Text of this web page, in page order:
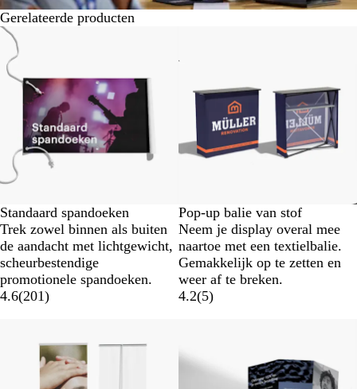
Gerelateerde producten
Nieuwe opties
Standaard spandoeken
Trek zowel binnen als buiten
de aandacht met lichtgewicht,
scheurbestendige
promotionele spandoeken.
4.6(201)
Pop-up balie van stof
Neem je display overal mee
naartoe met een textielbalie.
Gemakkelijk op te zetten en
weer af te breken.
4.2(5)